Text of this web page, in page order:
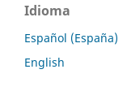
Idioma
Español (España)
English